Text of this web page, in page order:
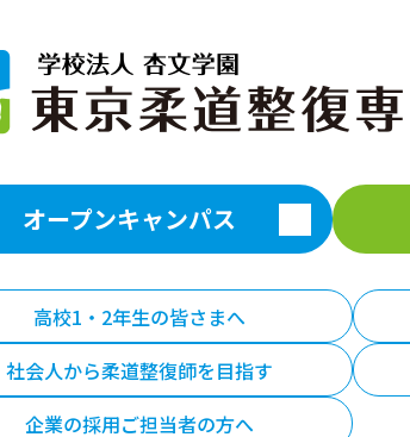
オープンキャンパス
高校1・2年生の皆さまへ
社会人から柔道整復師を目指す
企業の採用ご担当者の方へ